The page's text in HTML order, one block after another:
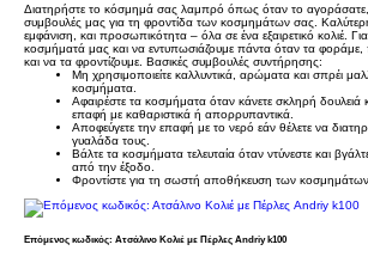
Διατηρήστε το κόσμημά σας λαμπρό όπως όταν το
συμβουλές μας για τη φροντίδα των κοσμημάτων σας.
εμφάνιση, και προσωπικότητα – όλα σε ένα εξαιρετικό κολιέ.
κοσμήματά μας και να εντυπωσιάζουμε πάντα όταν τα φοράμε,
και να τα φροντίζουμε. Βασικές συμβουλές συντήρησης:
Μη χρησιμοποιείτε καλλυντικά, αρώματα και σπρέι
κοσμήματα.
Αφαιρέστε τα κοσμήματα όταν κάνετε σκληρή δουλειά
επαφή με καθαριστικά ή απορρυπαντικά.
Αποφεύγετε την επαφή με το νερό εάν θέλετε να
γυαλάδα τους.
Βάλτε τα κοσμήματα τελευταία όταν ντύνεστε και
από την έξοδο.
Φροντίστε για τη σωστή αποθήκευση των
Επόμενος κωδικός: Ατσάλινο Κολιέ με Πέρλες Andriy k100